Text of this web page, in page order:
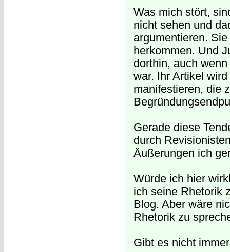
Was mich stört,
nicht sehen und
argumentieren.
herkommen. Und
dorthin, auch
war. Ihr Artikel
manifestieren, die
Gerade diese
durch
Äußerungen ich
Würde ich hier
ich seine Rhetorik
Blog. Aber wäre
Rhetorik zu
Gibt es nicht